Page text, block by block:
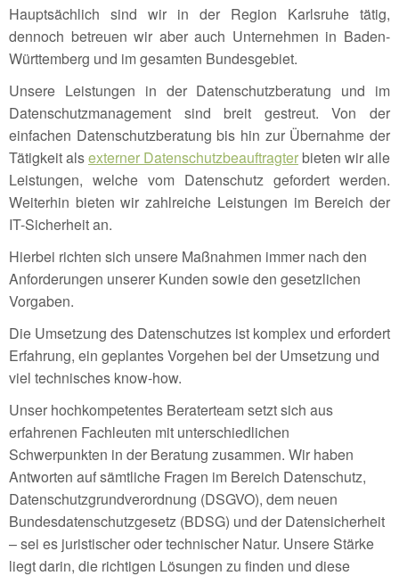
Hauptsächlich sind wir in der Region Karlsruhe tätig,
dennoch betreuen wir aber auch Unternehmen in Baden-
Württemberg und im gesamten Bundesgebiet.
Unsere Leistungen in der Datenschutzberatung und im
Datenschutzmanagement sind breit gestreut. Von der
einfachen Datenschutzberatung bis hin zur Übernahme der
Tätigkeit alsexterner Datenschutzbeauftragter bieten wir alle
Leistungen, welche vom Datenschutz gefordert werden.
Weiterhin bieten wir zahlreiche Leistungen im Bereich der
IT-Sicherheit an.
Hierbei richten sich unsere Maßnahmen immer nach den
Anforderungen unserer Kunden sowie den gesetzlichen
Vorgaben.
Die Umsetzung des Datenschutzes ist komplex und erfordert
Erfahrung, ein geplantes Vorgehen bei der Umsetzung und
viel technisches know-how.
Unser hochkompetentes Beraterteam setzt sich aus
erfahrenen Fachleuten mit unterschiedlichen
Schwerpunkten in der Beratung zusammen. Wir haben
Antworten auf sämtliche Fragen im Bereich Datenschutz,
Datenschutzgrundverordnung (DSGVO), dem neuen
Bundesdatenschutzgesetz (BDSG) und der Datensicherheit
– sei es juristischer oder technischer Natur. Unsere Stärke
liegt darin, die richtigen Lösungen zu finden und diese